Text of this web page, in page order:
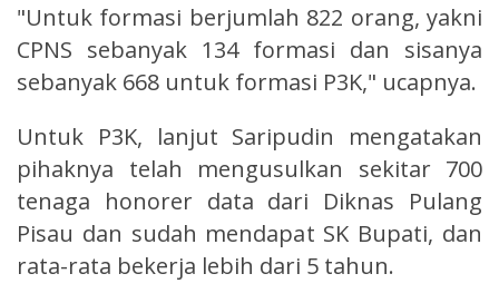
"Untuk formasi berjumlah 822 orang, yakni
CPNS sebanyak 134 formasi dan sisanya
sebanyak 668 untuk formasi P3K," ucapnya.
Untuk P3K, lanjut Saripudin mengatakan
pihaknya telah mengusulkan sekitar 700
tenaga honorer data dari Diknas Pulang
Pisau dan sudah mendapat SK Bupati, dan
rata-rata bekerja lebih dari 5 tahun.